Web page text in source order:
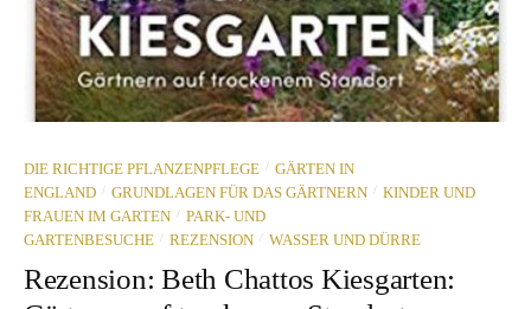
DIE RICHTIGE PFLANZENPFLEGE / GÄRTEN IN
ENGLAND / GRUNDLAGEN FÜR DAS GÄRTNERN / KINDER UND
FRAUEN IM GARTEN / PARK- UND
GARTENBESUCHE / REZENSION / WASSER UND DÜRRE
Rezension: Beth Chattos Kiesgarten: